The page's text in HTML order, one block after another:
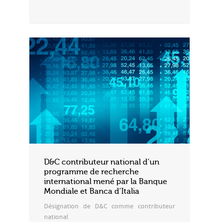
D&C contributeur national d’un
programme de recherche
international mené par la Banque
Mondiale et Banca d’Italia
Désignation de D&C comme contributeur
national